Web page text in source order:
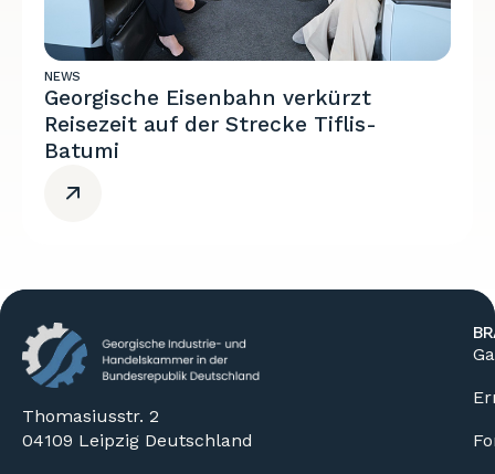
NEWS
Georgische Eisenbahn verkürzt
Reisezeit auf der Strecke Tiflis-
Batumi
Thomasiusstr. 2
04109 Leipzig Deutschland